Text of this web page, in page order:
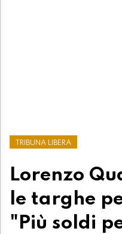
TRIBUNA LIBERA
Lorenzo
le targhe
"Più soldi